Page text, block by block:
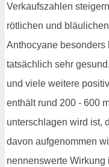
Verkaufszahlen
rötlichen und
Anthocyane besonders
tatsächlich sehr
und viele weitere
enthält rund 200 - 600
unterschlagen wird ist,
davon aufgenommen
nennenswerte Wirkung